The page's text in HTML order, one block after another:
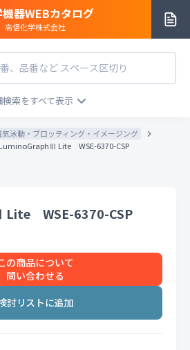
器WEBカタログ
高信化学株式会社
価格「お問い合わせ」を除外
気泳動・ブロッティング・イメージング
LuminoGraphⅢ Lite WSE-6370-CSP
Lite WSE-6370-CSP
の商品について
問い合わせる